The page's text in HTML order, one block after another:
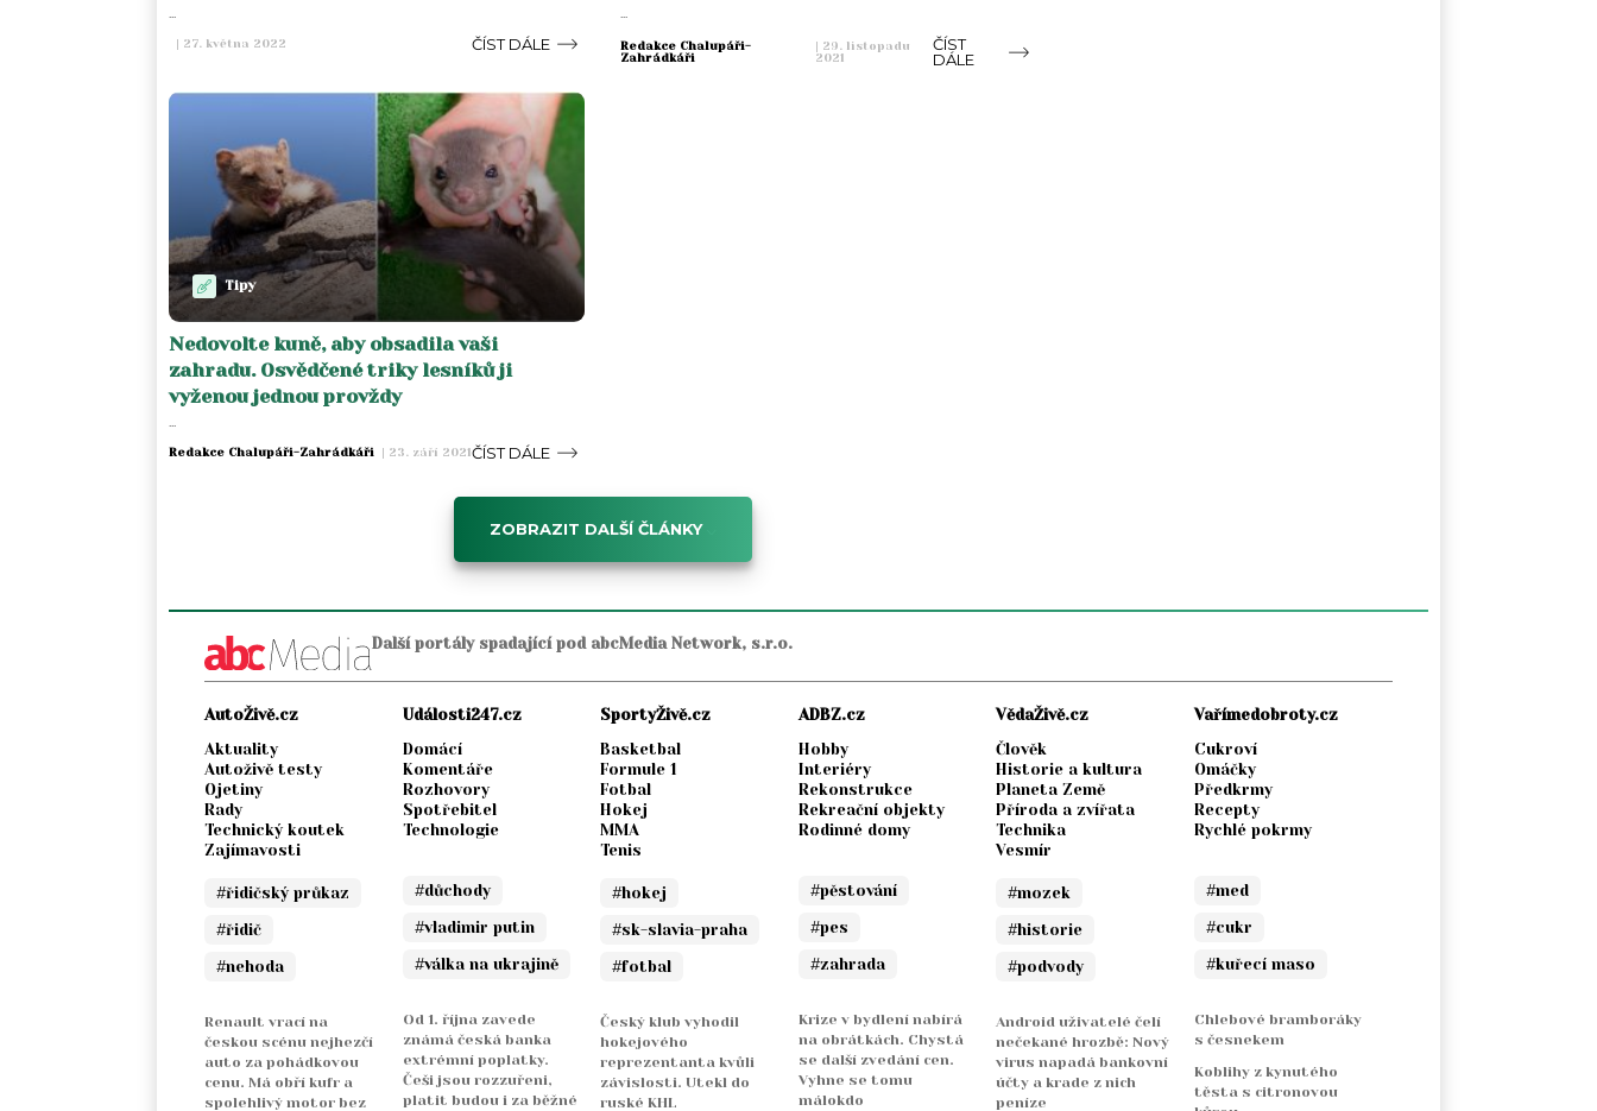
| 27. května 2022 ČÍST DÁLE
Redakce Chalupáři-
Zahrádkáři
| 29. listopadu
2021
ČÍST
DÁLE
Tipy
Nedovolte kuně, aby obsadila vaši
zahradu. Osvědčené triky lesníků ji
vyženou jednou provždy
Redakce Chalupáři-Zahrádkáři | 23. září 2021ČÍST DÁLE
ZOBRAZIT DALŠÍ ČLÁNKY
Další portály spadající pod abcMedia Network, s.r.o.
AutoŽivě.cz
Aktuality
Autoživě testy
Ojetiny
Rady
Technický koutek
Zajímavosti
#řidičský průkaz
#řidič
#nehoda
Renault vrací na
českou scénu nejhezčí
auto za pohádkovou
cenu. Má obří kufr a
spolehlivý motor bez
Události247.cz
Domácí
Komentáře
Rozhovory
Spotřebitel
Technologie
#důchody
#vladimir putin
#válka na ukrajině
Od 1. října zavede
známá česká banka
extrémní poplatky.
Češi jsou rozzuřeni,
platit budou i za běžné
SportyŽivě.cz
Basketbal
Formule 1
Fotbal
Hokej
MMA
Tenis
#hokej
#sk-slavia-praha
#fotbal
Český klub vyhodil
hokejového
reprezentanta kvůli
závislosti. Utekl do
ruské KHL
ADBZ.cz
Hobby
Interiéry
Rekonstrukce
Rekreační objekty
Rodinné domy
#pěstování
#pes
#zahrada
Krize v bydlení nabírá
na obrátkách. Chystá
se další zvedání cen.
Vyhne se tomu
málokdo
VědaŽivě.cz
Člověk
Historie a kultura
Planeta Země
Příroda a zvířata
Technika
Vesmír
#mozek
#historie
#podvody
Android uživatelé čelí
nečekané hrozbě: Nový
virus napadá bankovní
účty a krade z nich
peníze
Vařímedobroty.cz
Cukroví
Omáčky
Předkrmy
Recepty
Rychlé pokrmy
#med
#cukr
#kuřecí maso
Chlebové bramboráky
s česnekem
Koblihy z kynutého
těsta s citronovou